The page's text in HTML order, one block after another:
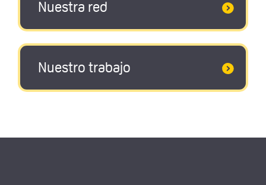
Nuestra red
Nuestro trabajo